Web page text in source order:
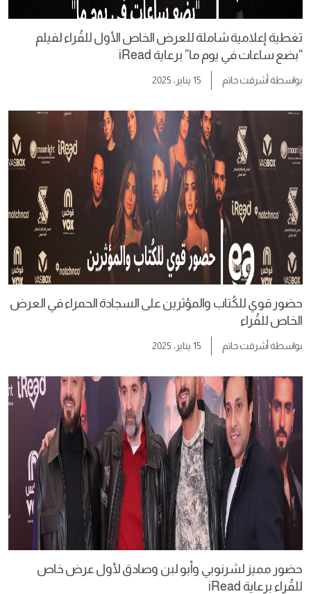
تغطية إعلامية شاملة للعرض الخاص الأول للقُراء لفيلم
“بضع ساعات في يوم ما” برعاية iRead
بواسطةأشرقت حاتم 15 يناير، 2025
حضور قوي للكُتاب والمؤثرين على السجادة الحمراء في العرض
الخاص للقُراء
بواسطةأشرقت حاتم 15 يناير، 2025
حضور مميز لشرنوبي وأبو لبن وصادق لأول عرض خاص
للقُراء برعاية iRead